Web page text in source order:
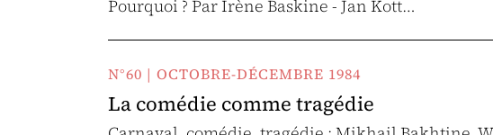
Pourquoi ? Par Irène Baskine - Jan Kott…
N°60 | OCTOBRE-DÉCEMBRE 1984
La comédie comme tragédie